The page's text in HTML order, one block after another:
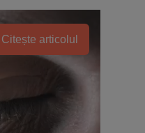
Citește articolul